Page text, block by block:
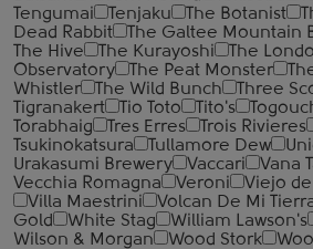
Tengumai
Tenjaku The Botanist
Dead Rabbit
The Galtee Mountain
The Hive
The Kurayoshi The
Observatory
The Peat Monster
Whistler
The Wild Bunch
Three
Tigranakert
Tio Toto Tito's
Torabhaig
Tres Erres Trois Rivieres
Tsukinokatsura
Tullamore Dew
Urakasumi Brewery
Vaccari Vana
Vecchia Romagna
Veroni Viejo
Villa Maestrini
Volcan De Mi
Gold
White Stag William Lawson's
Wilson & Morgan
Wood Stork